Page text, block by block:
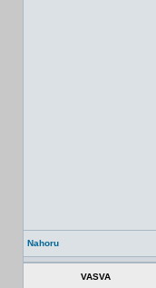
Nahoru
VASVA